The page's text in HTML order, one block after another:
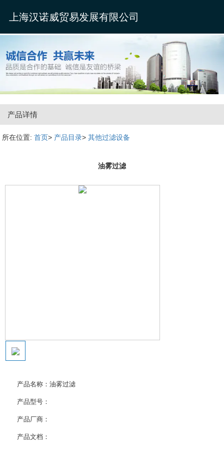
上海汉诺威贸易发展有限公司
产品详情
所在位置:首页> 产品目录> 其他过滤设备
油雾过滤
产品名称： 油雾过滤
产品型号：
产品厂商：
产品文档：